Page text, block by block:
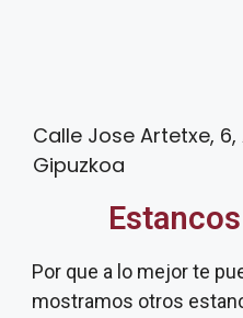
Calle Jose Artetxe,
Gipuzkoa
Por que a lo mejor te
mostramos otros